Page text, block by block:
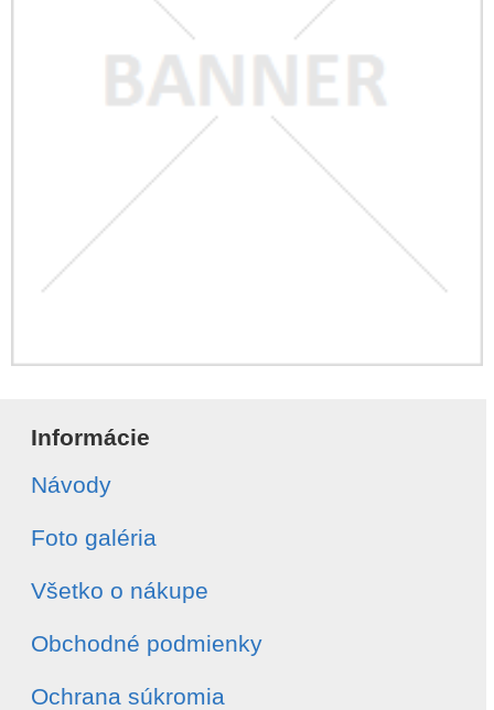
Informácie
Návody
Foto galéria
Všetko o nákupe
Obchodné podmienky
Ochrana súkromia